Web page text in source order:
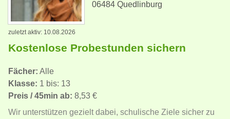
06484 Quedlinburg
zuletzt aktiv: 10.08.2026
Kostenlose Probestunden sichern
Fächer: Alle
Klasse: 1 bis: 13
Preis / 45min ab: 8,53 €
Wir unterstützen gezielt dabei, schulische Ziele sicher zu